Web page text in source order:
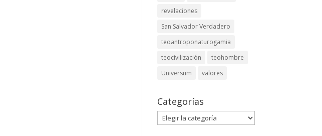
revelaciones
San Salvador Verdadero
teoantroponaturogamia
teocivilización
teohombre
Universum
valores
Categorías
Categorías